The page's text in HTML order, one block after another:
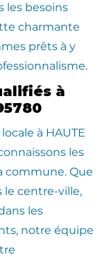
les besoins
charmante
prêts à y
à
à HAUTE
les
commune. Que
le centre-ville,
les
notre équipe